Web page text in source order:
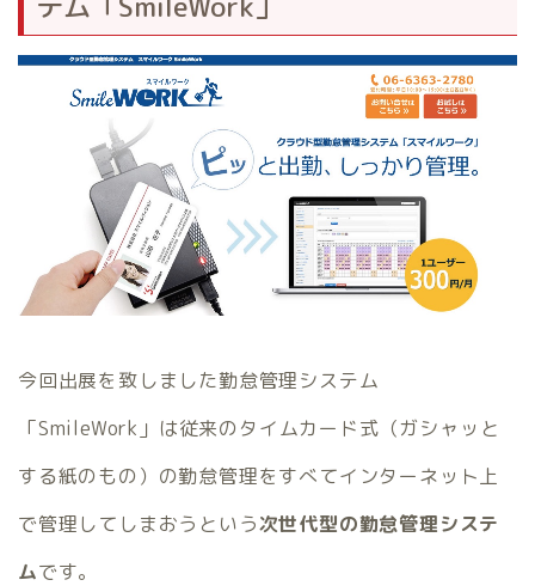
今回出展を致しました勤怠管理システム
「SmileWork」は従来のタイムカード式（ガシャッと
する紙のもの）の勤怠管理をすべてインターネット上
で管理してしまおうという次世代型の勤怠管理システ
ムです。